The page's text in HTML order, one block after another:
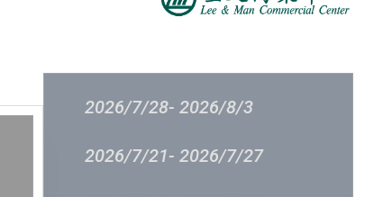
2026/7/28- 2026/8/3
2026/7/21- 2026/7/27